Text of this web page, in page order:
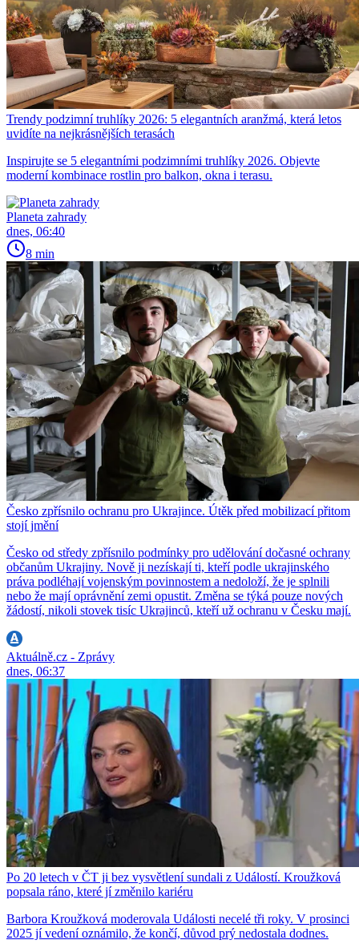
Trendy podzimní truhlíky 2026: 5 elegantních aranžmá, která letos
uvidíte na nejkrásnějších terasách
Inspirujte se 5 elegantními podzimními truhlíky 2026. Objevte
moderní kombinace rostlin pro balkon, okna i terasu.
Planeta zahrady
dnes, 06:40
8 min
Česko zpřísnilo ochranu pro Ukrajince. Útěk před mobilizací přitom
stojí jmění
Česko od středy zpřísnilo podmínky pro udělování dočasné ochrany
občanům Ukrajiny. Nově ji nezískají ti, kteří podle ukrajinského
práva podléhají vojenským povinnostem a nedoloží, že je splnili
nebo že mají oprávnění zemi opustit. Změna se týká pouze nových
žádostí, nikoli stovek tisíc Ukrajinců, kteří už ochranu v Česku mají.
Aktuálně.cz - Zprávy
dnes, 06:37
Po 20 letech v ČT ji bez vysvětlení sundali z Událostí. Kroužková
popsala ráno, které jí změnilo kariéru
Barbora Kroužková moderovala Události necelé tři roky. V prosinci
2025 jí vedení oznámilo, že končí, důvod prý nedostala dodnes.